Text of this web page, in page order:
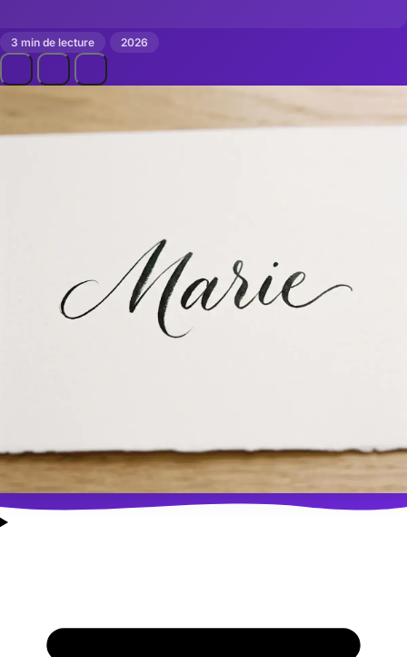
3 min de lecture 2026